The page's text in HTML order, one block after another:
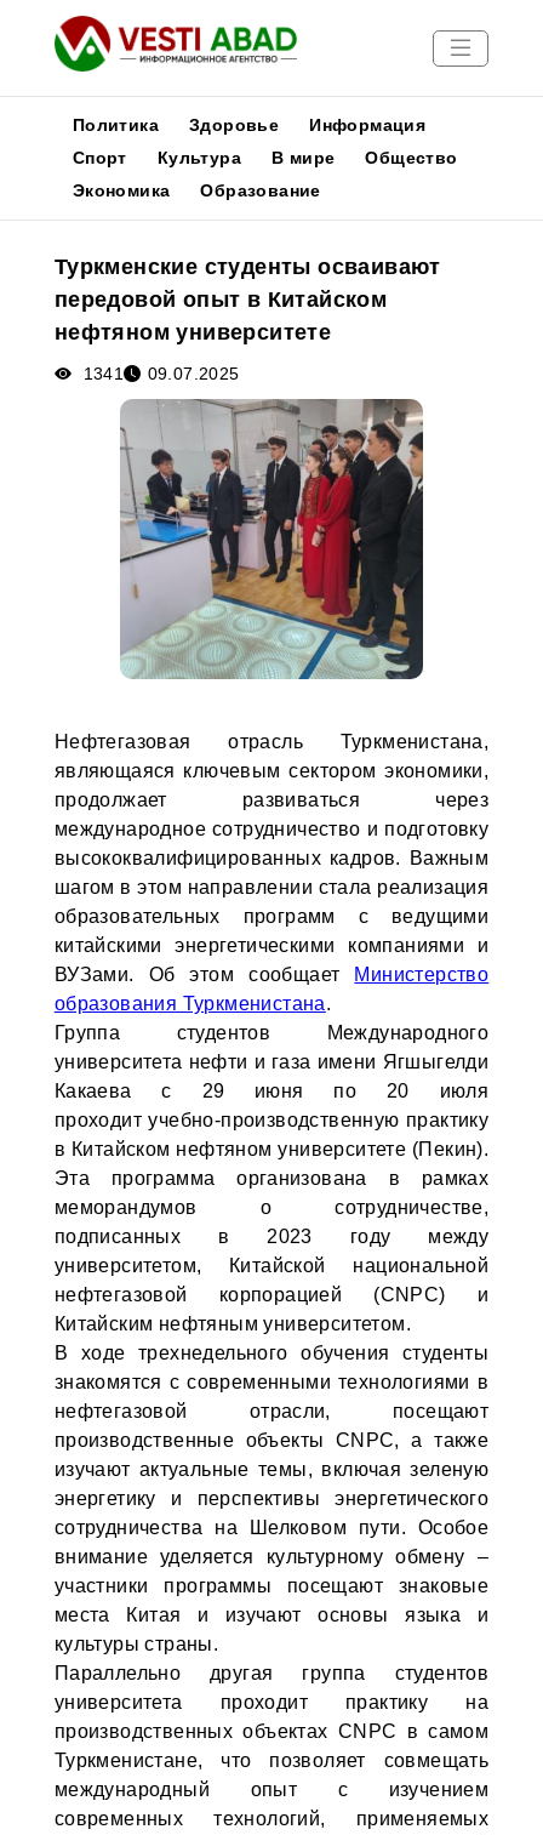
Новости
Медиа
Афиша
Политика Здоровье
Информация
Спорт
Культура В мире
Общество
Экономика
Образование
Туркменские студенты осваивают
передовой опыт в Китайском
нефтяном университете
1341 09.07.2025
Нефтегазовая отрасль Туркменистана,
являющаяся ключевым сектором экономики,
продолжает развиваться через
международное сотрудничество и подготовку
высококвалифицированных кадров. Важным
шагом в этом направлении стала реализация
образовательных программ с ведущими
китайскими энергетическими компаниями и
ВУЗами. Об этом сообщает Министерство
образования Туркменистана.
Группа студентов Международного
университета нефти и газа имени Ягшыгелди
Какаева с 29 июня по 20 июля
проходит учебно-производственную практику
в Китайском нефтяном университете (Пекин).
Эта программа организована в рамках
меморандумов о сотрудничестве,
подписанных в 2023 году между
университетом, Китайской национальной
нефтегазовой корпорацией (CNPC) и
Китайским нефтяным университетом.
В ходе трехнедельного обучения студенты
знакомятся с современными технологиями в
нефтегазовой отрасли, посещают
производственные объекты CNPC, а также
изучают актуальные темы, включая зеленую
энергетику и перспективы энергетического
сотрудничества на Шелковом пути. Особое
внимание уделяется культурному обмену –
участники программы посещают знаковые
места Китая и изучают основы языка и
культуры страны.
Параллельно другая группа студентов
университета проходит практику на
производственных объектах CNPC в самом
Туркменистане, что позволяет совмещать
международный опыт с изучением
современных технологий, применяемых